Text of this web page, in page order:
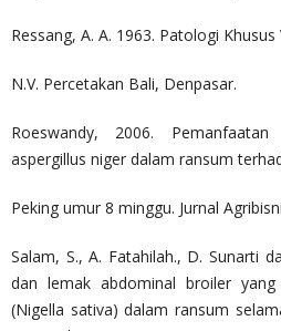
Ressang, A. A. 1963. Patologi Khusus
N.V. Percetakan Bali, Denpasar.
Roeswandy, 2006.
aspergillus niger dalam ransum
Peking umur 8 minggu. Jurnal
Salam, S., A. Fatahilah., D. Sunarti
dan lemak abdominal broiler
(Nigella sativa) dalam ransum